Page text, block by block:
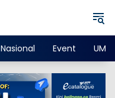
Nasional Event